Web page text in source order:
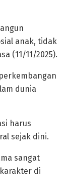
anak, tidak
(11/11/2025).
dunia
harus
sejak dini.
sangat
di